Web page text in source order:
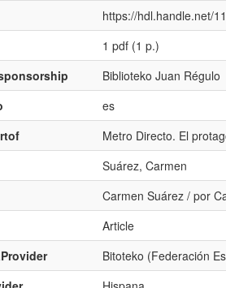
https://hdl.handle.net/
1 pdf (1 p.)
Biblioteko Juan Régulo
es
Metro Directo. El
Suárez, Carmen
Carmen Suárez / por
Article
Bitoteko (Federación